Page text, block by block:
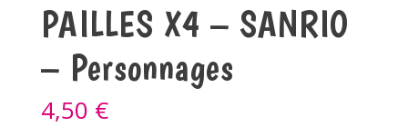
PAILLES X4 – SANRIO
– Personnages
4,50 €